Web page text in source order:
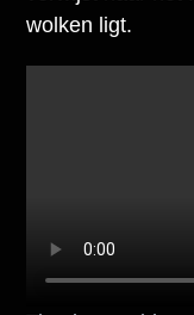
wolken ligt.